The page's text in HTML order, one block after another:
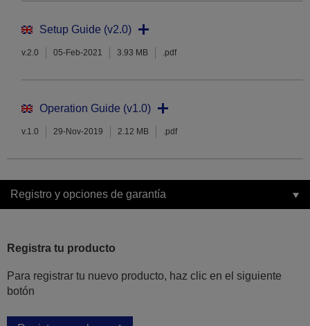
Setup Guide (v2.0)
v.2.0 05-Feb-2021 3.93 MB .pdf
Operation Guide (v1.0)
v.1.0 29-Nov-2019 2.12 MB .pdf
Registro y opciones de garantía
Registra tu producto
Para registrar tu nuevo producto, haz clic en el siguiente
botón